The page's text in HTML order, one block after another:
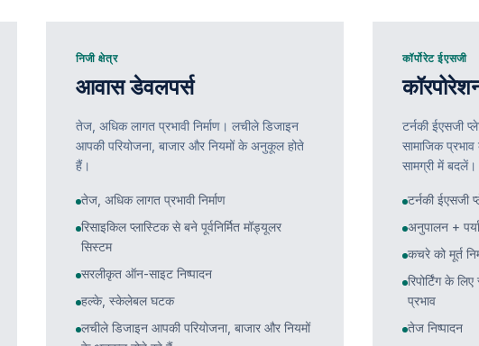
निजी क्षेत्र
आवास डेवलपर्स
तेज, अधिक लागत प्रभावी निर्माण। लचीले डिजाइन
आपकी परियोजना, बाजार और नियमों के अनुकूल होते
हैं।
तेज, अधिक लागत प्रभावी निर्माण
रिसाइकिल प्लास्टिक से बने पूर्वनिर्मित मॉड्यूलर
सिस्टम
सरलीकृत ऑन-साइट निष्पादन
हल्के, स्केलेबल घटक
लचीले डिजाइन आपकी परियोजना, बाजार और नियमों
कॉर्पोरेट ईएसजी
टर्नकी ईएसजी
सामाजिक
सामग्री में बदलें।
टर्नकी ईएसजी
अनुपालन +
कचरे को मूर्त
रिपोर्टिंग के
प्रभाव
तेज निष्पादन